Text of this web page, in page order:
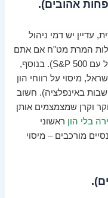
עדיין יש דמי ניהול
המרת מט"ח אם אתם
משקיעים בדולרים (שזה המצב בדרך כלל עם S&P 500). בנוסף,
מיסוי על רווחי הון
(אחרי התחשבות באינפלציה). חשוב
וקרן שמצמצמים אותן
בלי הון ראשוני
מורכבים – מיסוי